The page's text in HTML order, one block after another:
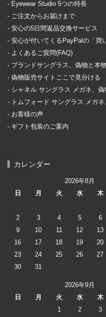
Eyewear Studio 5つの特長
ご注文からお届けまで
安心の5日間返品交換サービス
安心が付いてくるPayPalの「買
よくあるご質問(FAQ)
ブランドサングラス、偽物と本
偽物販売サイトここで見分ける
シャネル サングラス メガネ、
トムフォード サングラス メガ
お客様の声
ギフト包装のご案内
カレンダー
2026年8月
日
月 火 水 木
2
3 4 5 6
9
10 11 12 13
16
17 18 19 20
23
24 25 26 27
30
31
2026年9月
日
月 火 水 木
1
2 3